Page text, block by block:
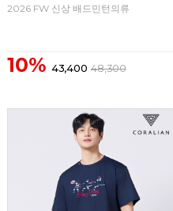
2026 FW 신상 배드민턴의류
10% 43,400 48,300